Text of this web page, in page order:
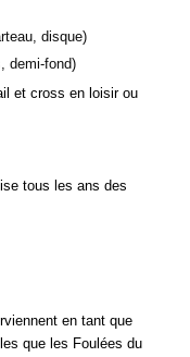
disque)
demi-fond)
et cross en loisir ou
tous les ans des
en tant que
que les Foulées du